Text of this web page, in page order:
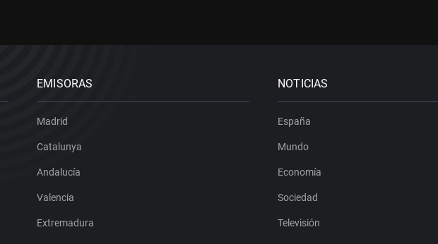
EMISORAS
Madrid
Catalunya
Andalucía
Valencia
Extremadura
NOTICIAS
España
Mundo
Economía
Sociedad
Televisión